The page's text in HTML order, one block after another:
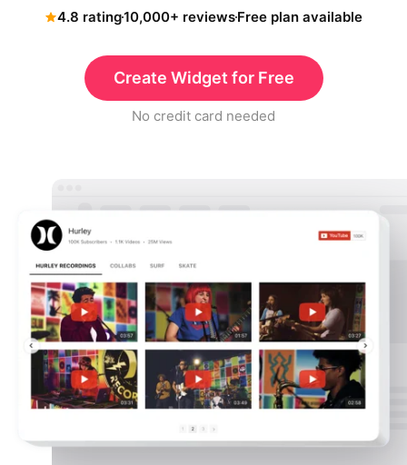
4.8 rating10,000+ reviewsFree plan available
Create Widget for Free
No credit card needed